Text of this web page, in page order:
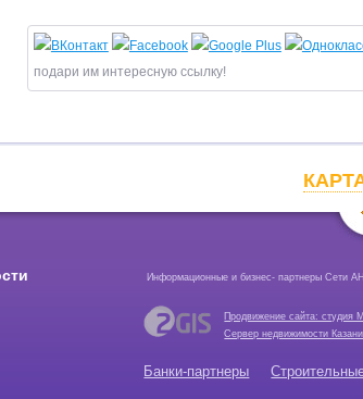
подари им интересную ссылку!
Информационные и бизнес- партнеры Сети
Продвижение сайта: студия
Сервер недвижимости
Банки-партнеры